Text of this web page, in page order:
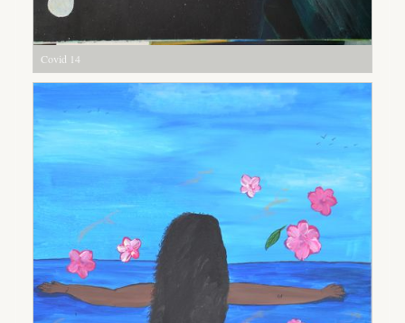
Covid 14